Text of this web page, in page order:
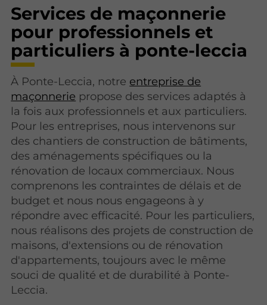
Services de maçonnerie
pour professionnels et
particuliers à ponte-leccia
À Ponte-Leccia, notre entreprise de
maçonnerie propose des services adaptés à
la fois aux professionnels et aux particuliers.
Pour les entreprises, nous intervenons sur
des chantiers de construction de bâtiments,
des aménagements spécifiques ou la
rénovation de locaux commerciaux. Nous
comprenons les contraintes de délais et de
budget et nous nous engageons à y
répondre avec efficacité. Pour les particuliers,
nous réalisons des projets de construction de
maisons, d'extensions ou de rénovation
d'appartements, toujours avec le même
souci de qualité et de durabilité à Ponte-
Leccia.